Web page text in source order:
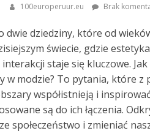
100europeruur.eu Brak
dwie dziedziny, które od
świecie, gdzie
staje się kluczowe.
w modzie? To pytania, które
współistnieją i
są do ich łączenia.
społeczeństwo i zmieniać